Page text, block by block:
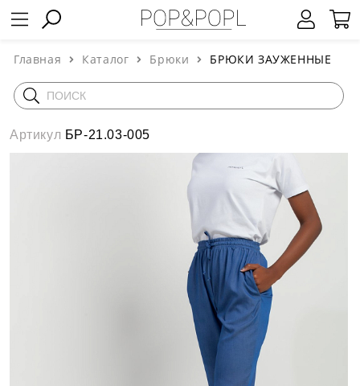
Главная Каталог Брюки БРЮКИ ЗАУЖЕННЫЕ
Артикул БР-21.03-005